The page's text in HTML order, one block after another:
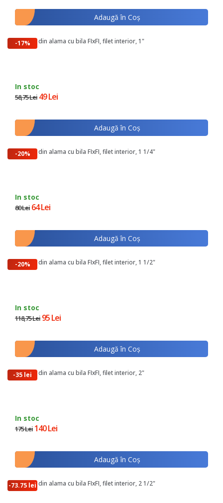
Adaugă în Coş
-17%
Robinet din alama cu bila FIxFI, filet interior, 1"
In stoc
58,75 Lei 49 Lei
Adaugă în Coş
-20%
Robinet din alama cu bila FIxFI, filet interior, 1 1/4"
In stoc
80 Lei 64 Lei
Adaugă în Coş
-20%
Robinet din alama cu bila FIxFI, filet interior, 1 1/2"
In stoc
118,75 Lei 95 Lei
Adaugă în Coş
-35 lei
Robinet din alama cu bila FIxFI, filet interior, 2"
In stoc
175 Lei 140 Lei
Adaugă în Coş
-73.75 lei
Robinet din alama cu bila FIxFI, filet interior, 2 1/2"